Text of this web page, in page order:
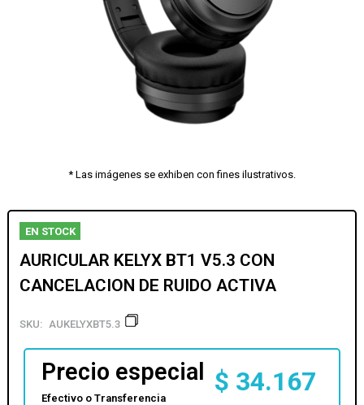
* Las imágenes se exhiben con fines ilustrativos.
EN STOCK
AURICULAR KELYX BT1 V5.3 CON
CANCELACION DE RUIDO ACTIVA
SKU: AUKELYXBT5.3
Precio especial
Efectivo o Transferencia
$ 34.167